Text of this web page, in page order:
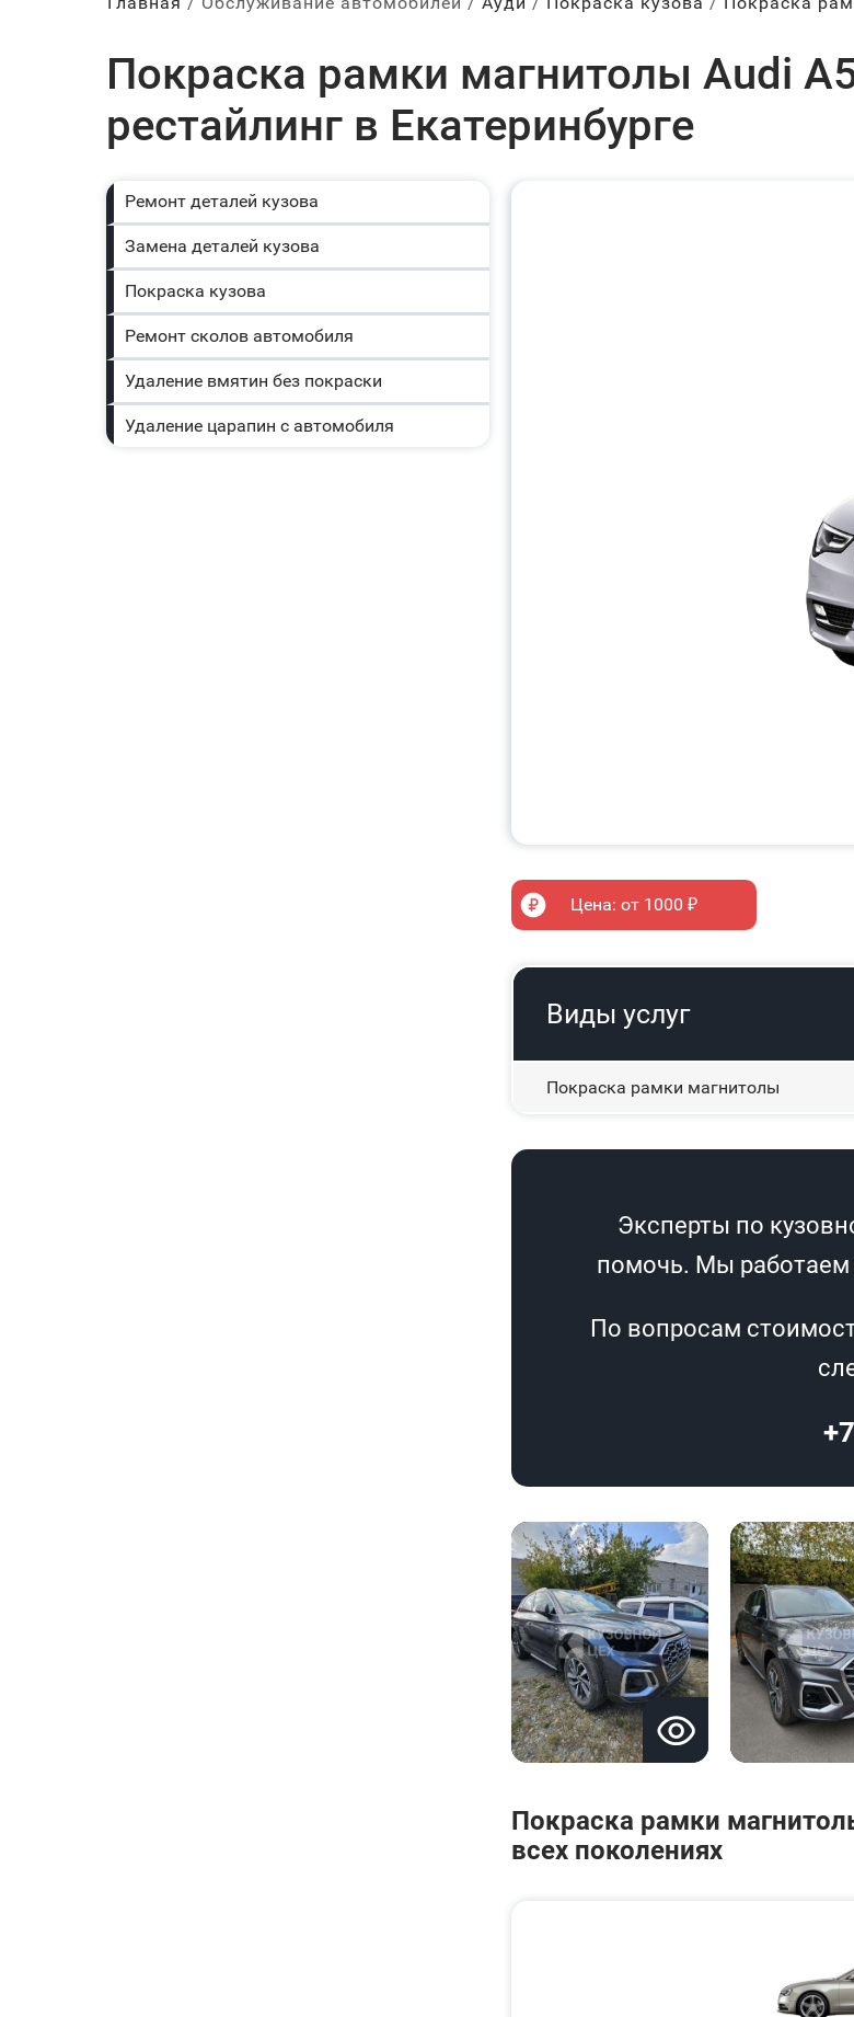
Покраска рамки магнитолы Audi
рестайлинг в Екатеринбурге
Цена: от 1000 ₽
Виды услуг
Покраска рамки магнитолы
Эксперты по
помочь. Мы работаем
По вопросам
Покраска рамки
всех поколениях
Ремонт деталей кузова
Замена деталей кузова
Покраска кузова
Ремонт сколов автомобиля
Удаление вмятин без покраски
Удаление царапин с автомобиля